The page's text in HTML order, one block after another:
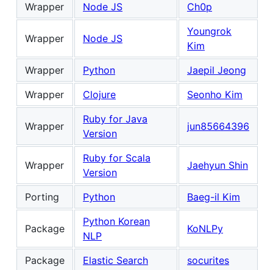
Wrapper
Node JS Ch0p
Wrapper Node JS
Youngrok
Kim
Wrapper
Python
Jaepil Jeong
Wrapper
Clojure Seonho Kim
Wrapper
Ruby for Java
Version
jun85664396
Wrapper
Ruby for Scala
Version
Jaehyun Shin
Porting Python Baeg-il Kim
Package
Python Korean
NLP
KoNLPy
Package Elastic Search
socurites